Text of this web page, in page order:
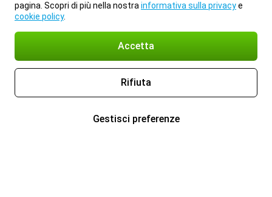
pagina. Scopri di più nella nostra informativa sulla privacye
cookie policy.
Accetta
Rifiuta
Gestisci preferenze